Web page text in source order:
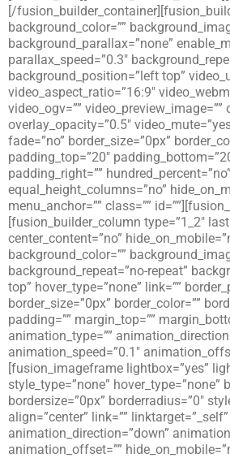
[/
background_color=””
background_parallax=”none”
parallax_speed=”0.3″
background_position=”left top”
video_aspect_ratio=”16:9″
video_ogv=”” video_preview_image=””
overlay_opacity=”0.5″
fade=”no” border_size=”0px”
padding_top=”20″
padding_right=”” hundred_percent=”no”
equal_height_columns=”no”
menu_anchor=”” class=””
[fusion_builder_column type=”1_2″
center_content=”no”
background_color=””
background_repeat=”no-repeat”
top” hover_type=”none” link=””
border_size=”0px” border_color=””
padding=”” margin_top=””
animation_type=””
animation_speed=”0.1″
[fusion_imageframe lightbox=”yes”
style_type=”none” hover_type=”none”
bordersize=”0px” borderradius=”0″
align=”center” link=””
animation_direction=”down”
animation_offset=””